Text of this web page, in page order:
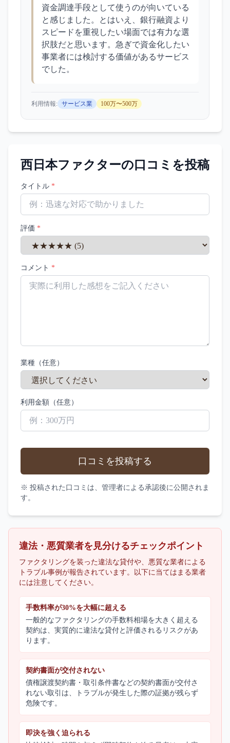
資金調達手段として使うのが向いている
と感じました。とはいえ、銀行融資より
スピードを重視したい場面では有力な選
択肢だと思います。急ぎで資金化したい
事業者には検討する価値があるサービス
でした。
利用情報: サービス業 100万〜500万
西日本ファクターの口コミを投稿
タイトル *
評価 *
コメント *
業種（任意）
利用金額（任意）
口コミを投稿する
※ 投稿された口コミは、管理者による承認後に公開されま
す。
違法・悪質業者を見分けるチェックポイント
ファクタリングを装った違法な貸付や、悪質な業者による
トラブル事例が報告されています。以下に当てはまる業者
には注意してください。
手数料率が30%を大幅に超える
一般的なファクタリングの手数料相場を大きく超える
契約は、実質的に違法な貸付と評価されるリスクがあ
ります。
契約書面が交付されない
債権譲渡契約書・取引条件書などの契約書面が交付さ
れない取引は、トラブルが発生した際の証拠が残らず
危険です。
即決を強く迫られる